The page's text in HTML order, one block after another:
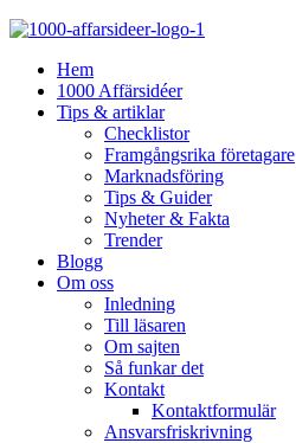
Hem
1000 Affärsidéer
Tips & artiklar
Checklistor
Framgångsrika företagare
Marknadsföring
Tips & Guider
Nyheter & Fakta
Trender
Blogg
Om oss
Inledning
Till läsaren
Om sajten
Så funkar det
Kontakt
Kontaktformulär
Ansvarsfriskrivning